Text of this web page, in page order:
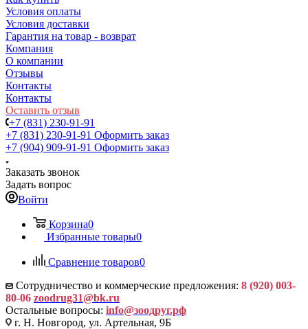
Условия оплаты
Условия доставки
Гарантия на товар - возврат
Компания
О компании
Отзывы
Контакты
Контакты
Оставить отзыв
+7 (831) 230-91-91
+7 (831) 230-91-91 Оформить заказ
+7 (904) 909-91-91 Оформить заказ
Заказать звонок
Задать вопрос
Войти
Корзина0
Избранные товары0
Сравнение товаров0
Сотрудничество и коммерческие предложения: 8 (920) 003-
80-06 zoodrug31@bk.ru
Остальные вопросы: info@зоодруг.рф
г. Н. Новгород, ул. Артельная, 9Б